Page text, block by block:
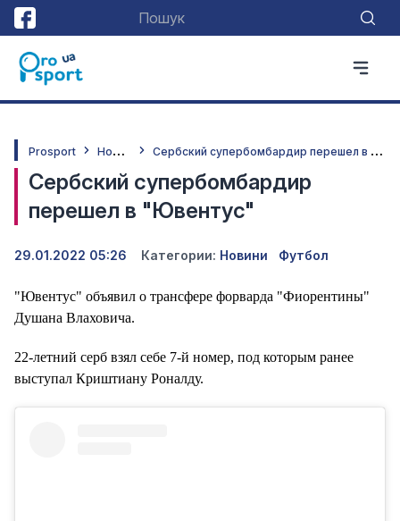
Prosport Н
овини С
ербский супербомбардир перешел в "Ювентус"
Сербский супербомбардир
перешел в "Ювентус"
29.01.2022 05:26 Категории: Новини Футбол
"Ювентус" объявил о трансфере форварда "Фиорентины"
Душана Влаховича.
22-летний серб взял себе 7-й номер, под которым ранее
выступал Криштиану Роналду.